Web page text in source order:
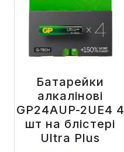
Батарейки
алкалінові
GP24AUP-2UE4 4
шт на блістері
Ultra Plus